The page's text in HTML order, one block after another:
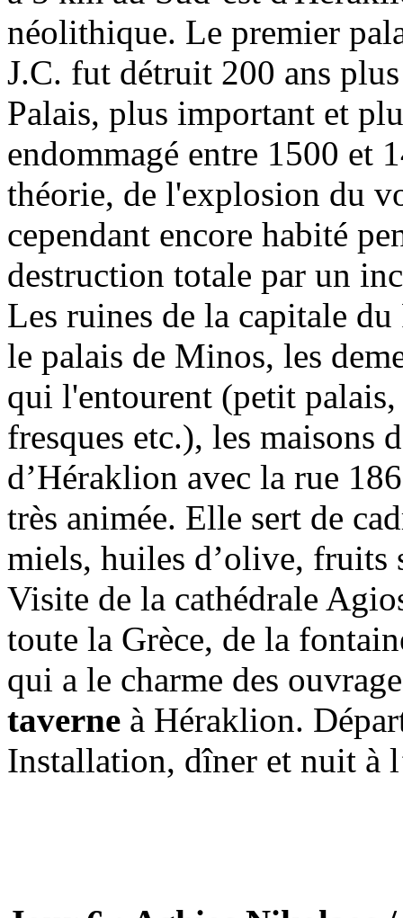
néolithique. Le premier
J.C. fut détruit 200 ans
Palais, plus important et
endommagé entre 1500 et
théorie, de l'explosion du
cependant encore habité
destruction totale par un
Les ruines de la capitale
le palais de Minos, les
qui l'entourent (petit
fresques etc.), les maisons
d’Héraklion avec la rue
très animée. Elle sert de
miels, huiles d’olive, fruits
Visite de la cathédrale
toute la Grèce, de la
qui a le charme des
taverne à Héraklion.
Installation, dîner et nuit à